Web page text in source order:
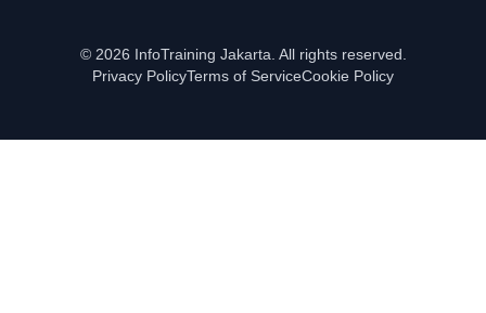
© 2026 InfoTraining Jakarta. All rights reserved.
Privacy PolicyTerms of ServiceCookie Policy